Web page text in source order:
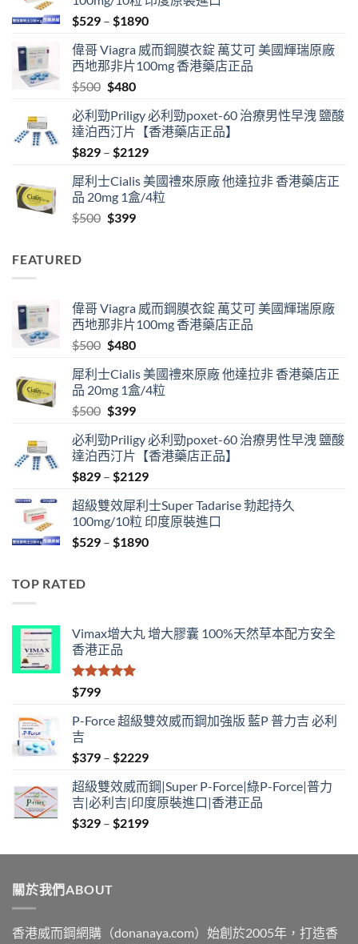
$529 – $1890Price
$529
through
偉哥 Viagra 威而鋼膜衣錠 萬艾可 美國輝瑞原廠
西地那非片100mg 香港藥店正品
$500 Original
was:
$500.
$480Current
is:
$480.
必利勁Priligy 必利勁poxet-60 治療男性早洩 鹽酸
達泊西汀片【香港藥店正品】
$829 – $2129Price
$829
through
犀利士Cialis 美國禮來原廠 他達拉非 香港藥店正
品 20mg 1盒/4粒
$500 Original
$399Current
FEATURED
偉哥 Viagra 威而鋼膜衣錠 萬艾可 美國輝瑞原廠
西地那非片100mg 香港藥店正品
$500 Original
was:
$500.
$480Current
is:
$480.
犀利士Cialis 美國禮來原廠 他達拉非 香港藥店正
品 20mg 1盒/4粒
$500 Original
was:
$500.
$399Current
is:
$399.
必利勁Priligy 必利勁poxet-60 治療男性早洩 鹽酸
達泊西汀片【香港藥店正品】
$829 – $2129Price
$829
through
$2129
超級雙效犀利士Super Tadarise 勃起持久
100mg/10粒 印度原裝進口
$529 – $1890Price
TOP RATED
Vimax增大丸 增大膠囊 100%天然草本配方安全
香港正品
評分
滿分 5
$799
P-Force 超級雙效威而鋼加強版 藍P 普力吉 必利
吉
$379 – $2229Price
$379
through
$2229
超級雙效威而鋼|Super P-Force|綠P-Force|普力
吉|必利吉|印度原裝進口|香港正品
$329 – $2199Price
$329
關於我們ABOUT
香港威而鋼網購（donanaya.com）始創於2005年，打造香